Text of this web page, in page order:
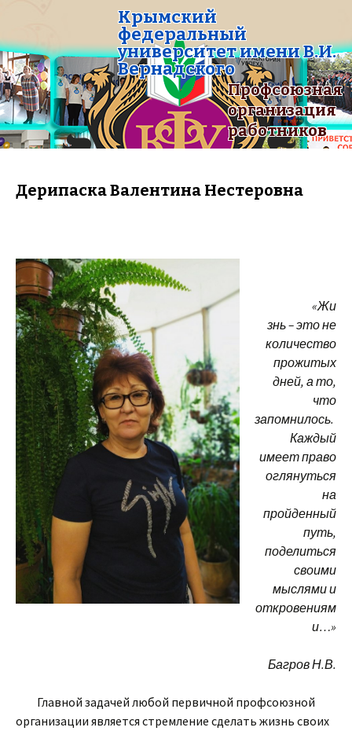
Крымский
федеральный
университет имени В.И.
Вернадского
Профсоюзная
организация
работников
Дерипаска Валентина Нестеровна
«Жи
знь – это не
количество
прожитых
дней, а то,
что
запомнилось.
Каждый
имеет право
оглянуться
на
пройденный
путь,
поделиться
своими
мыслями и
откровениям
и…»
Багров Н.В.
Главной задачей любой первичной профсоюзной
организации является стремление сделать жизнь своих